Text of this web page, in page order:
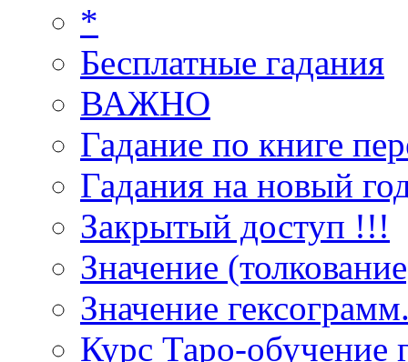
*
Бесплатные гадания
ВАЖНО
Гадание по книге
Гадания на новый
Закрытый доступ !!!
Значение
Значение
Курс Таро-обучение